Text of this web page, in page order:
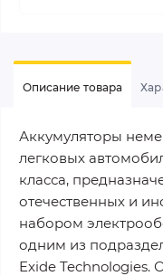
Описание товара
Аккумуляторы
легковых
класса,
отечественных и
набором
одним из
Exide Technologies.